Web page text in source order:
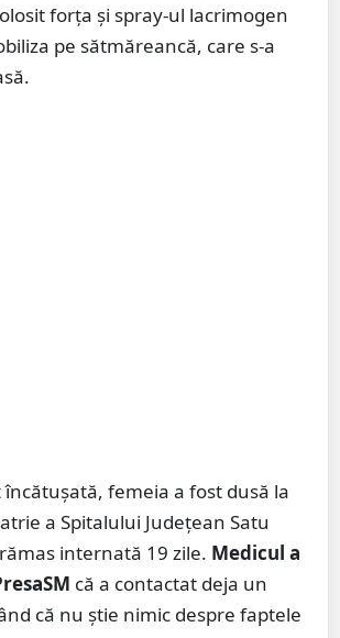
forța și spray-ul lacrimogen
pe sătmăreancă, care s-a
încătușată, femeia a fost dusă la
a Spitalului Județean Satu
internată 19 zile. Medicul a
că a contactat deja un
că nu știe nimic despre faptele